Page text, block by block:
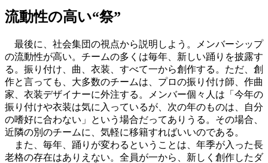
流動性の高い“祭”
最後に、社会集団の視点から説明しよう。メンバーシップ
の流動性が高い。チームの多くは毎年、新しい踊りを披露す
る。振り付け、曲、衣装、すべて一から創作する。ただ、創
作と言っても、大多数のチームは、プロの振り付け師、作曲
家、衣装デザイナーに外注する。メンバー個々人は「今年の
振り付けや衣装は気に入っているが、次の年のものは、自分
の嗜好に合わない」という場合だってありうる。その場合、
近隣の別のチームに、気軽に移籍すればいいのである。
また、毎年、踊りが変わるということは、年季が入った長
老格の存在はありえない。全員が一から、新しく創作したダ